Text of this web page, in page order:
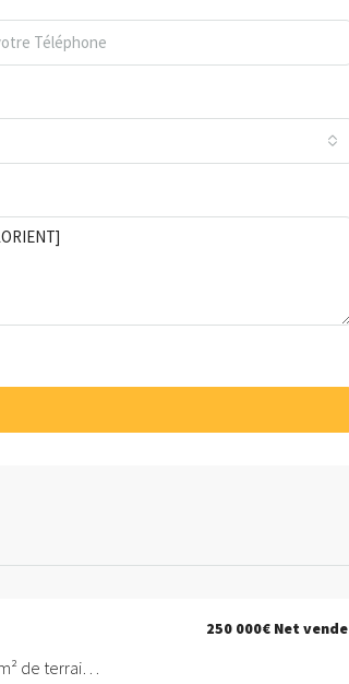
A VENDRE – LOCAL D ACTIVITE SUR 5 000 m² de terrain – PROCHE LORIENT
250 000€Net